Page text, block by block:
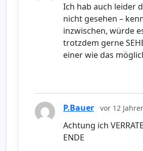
Ich hab auch leider
nicht gesehen –
inzwischen, würde
trotzdem gerne
einer wie das
P.Bauer vor 12
Achtung ich
ENDE